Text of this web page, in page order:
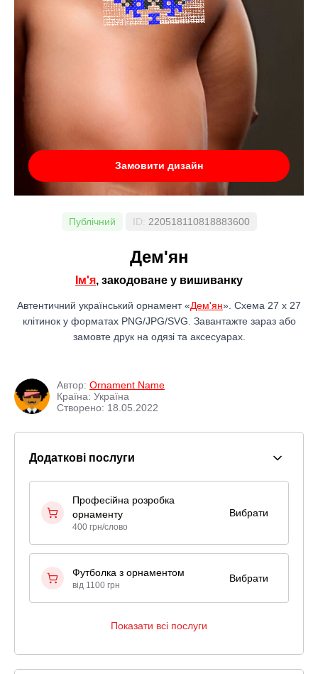
Замовити дизайн
Публічний ID: 220518110818883600
Дем'ян
Ім'я, закодоване у вишиванку
Автентичний український орнамент «Дем'ян». Схема 27 x 27
клітинок у форматах PNG/JPG/SVG. Завантажте зараз або
замовте друк на одязі та аксесуарах.
Автор: Ornament Name
Країна: Україна
Створено: 18.05.2022
Додаткові послуги
Професійна розробка
орнаменту
400 грн/слово
Вибрати
Футболка з орнаментом
від 1100 грн
Вибрати
Показати всі послуги